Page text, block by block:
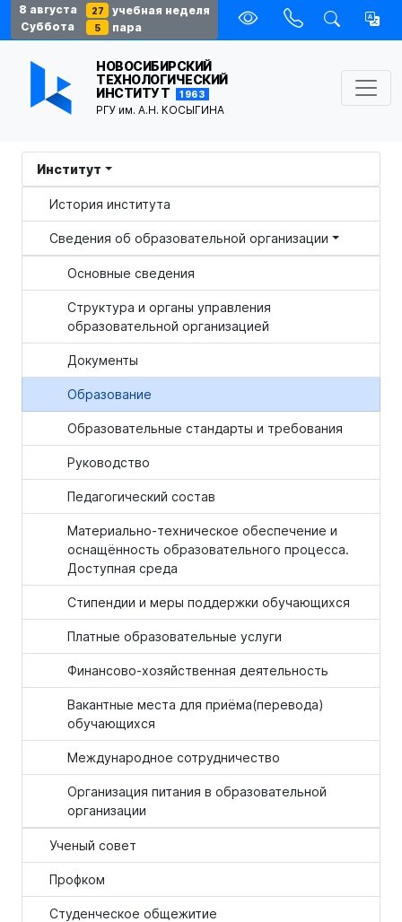
8 августа 27
учебная неделя
Суббота
5 пара
НОВОСИБИРСКИЙ
ТЕХНОЛОГИЧЕСКИЙ
ИНСТИТУТ
1963
РГУ им. А.Н. КОСЫГИНА
Институт
История института
Сведения об образовательной организации
Основные сведения
Структура и органы управления
образовательной организацией
Документы
Образование
Образовательные стандарты и требования
Руководство
Педагогический состав
Материально-техническое обеспечение и
оснащённость образовательного процесса.
Доступная среда
Стипендии и меры поддержки обучающихся
Платные образовательные услуги
Финансово-хозяйственная деятельность
Вакантные места для приёма(перевода)
обучающихся
Международное сотрудничество
Организация питания в образовательной
организации
Ученый совет
Профком
Студенческое общежитие